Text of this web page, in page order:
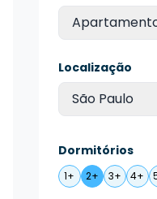
Localização
São Paulo
Dormitórios
1+ 2+ 3+ 4+